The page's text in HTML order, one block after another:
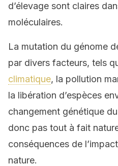
d’élevage sont claires
moléculaires.
La mutation du génome
par divers facteurs, tels
climatique, la pollution
la libération d’espèces
changement génétique
donc pas tout à fait
conséquences de
nature.